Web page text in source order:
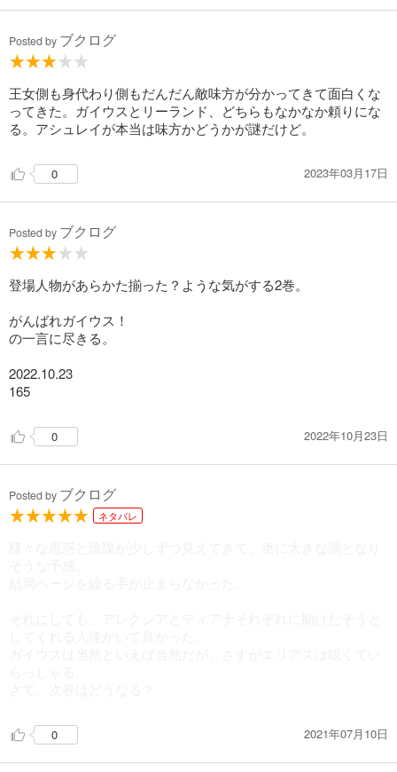
Posted by ブクログ
王女側も身代わり側もだんだん敵味方が分かってきて面白くな
ってきた。ガイウスとリーランド、どちらもなかなか頼りにな
る。アシュレイが本当は味方かどうかが謎だけど。
0 2023年03月17日
Posted by ブクログ
登場人物があらかた揃った？ような気がする2巻。
がんばれガイウス！
の一言に尽きる。
2022.10.23
165
0 2022年10月23日
Posted by ブクログ
ネタバレ
0 2021年07月10日